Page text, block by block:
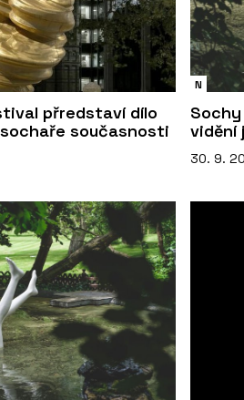
přredstaví dílo
současnosti
N
vidění
30. 9.